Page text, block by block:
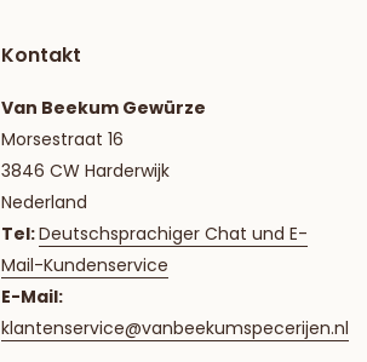
Kontakt
Van Beekum Gewürze
Morsestraat 16
3846 CW Harderwijk
Nederland
Tel:Deutschsprachiger Chat und E-
Mail-Kundenservice
E-Mail:
klantenservice@vanbeekumspecerijen.nl